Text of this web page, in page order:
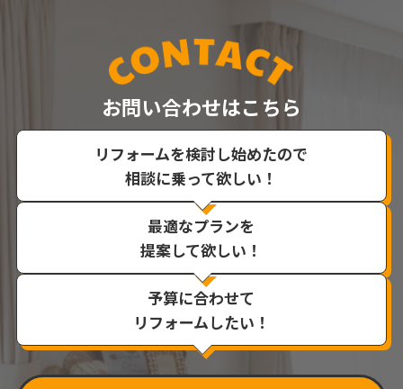
お問い合わせはこちら
リフォームを検討し始めたので
相談に乗って欲しい！
最適なプランを
提案して欲しい！
予算に合わせて
リフォームしたい！